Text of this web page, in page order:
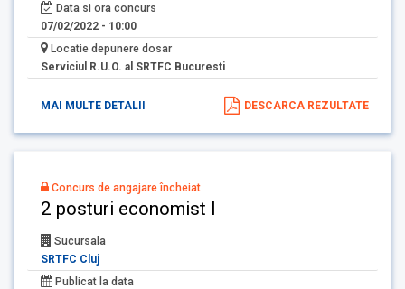
Data si ora concurs
07/02/2022 - 10:00
Locatie depunere dosar
Serviciul R.U.O. al SRTFC Bucuresti
MAI MULTE DETALII DESCARCA REZULTATE
Concurs de angajare încheiat
2 posturi economist I
Sucursala
SRTFC Cluj
Publicat la data